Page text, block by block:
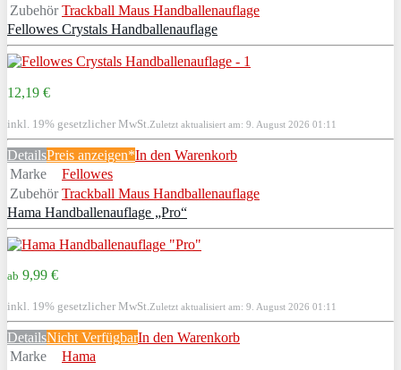
Zubehör Trackball Maus Handballenauflage
Fellowes Crystals Handballenauflage
12,19 €
inkl. 19% gesetzlicher MwSt.Zuletzt aktualisiert am: 9. August 2026 01:11
DetailsPreis anzeigen*In den Warenkorb
Marke
Fellowes
Zubehör Trackball Maus Handballenauflage
Hama Handballenauflage „Pro“
ab 9,99 €
inkl. 19% gesetzlicher MwSt.Zuletzt aktualisiert am: 9. August 2026 01:11
DetailsNicht VerfügbarIn den Warenkorb
Marke
Hama